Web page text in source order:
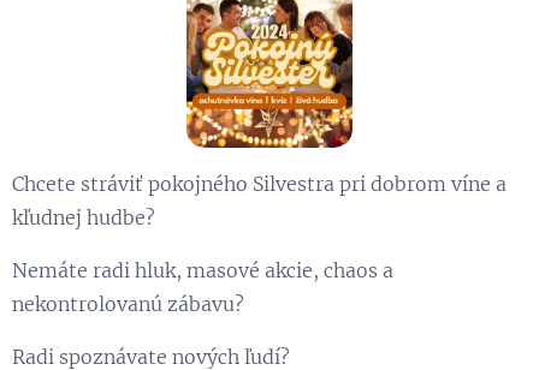
Chcete stráviť pokojného Silvestra pri dobrom víne a
kľudnej hudbe?
Nemáte radi hluk, masové akcie, chaos a
nekontrolovanú zábavu?
Radi spoznávate nových ľudí?